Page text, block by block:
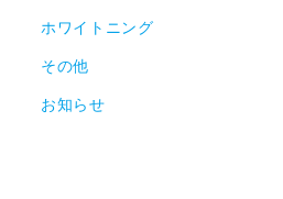
ホワイトニング
その他
お知らせ